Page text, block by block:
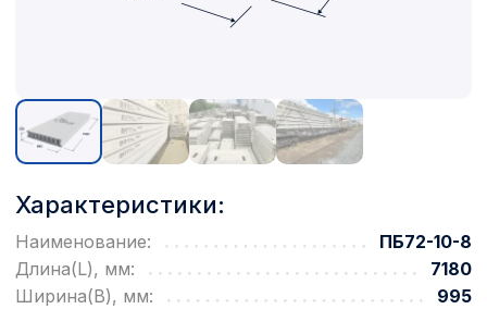
Характеристики:
Наименование:
ПБ72-10-8
Длина(L), мм:
7180
Ширина(B), мм:
995